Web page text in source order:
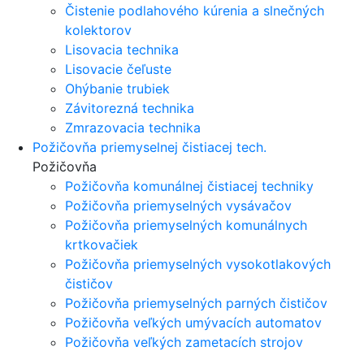
Čistenie podlahového kúrenia a slnečných
kolektorov
Lisovacia technika
Lisovacie čeľuste
Ohýbanie trubiek
Závitorezná technika
Zmrazovacia technika
Požičovňa priemyselnej čistiacej tech.
Požičovňa
Požičovňa komunálnej čistiacej techniky
Požičovňa priemyselných vysávačov
Požičovňa priemyselných komunálnych
krtkovačiek
Požičovňa priemyselných vysokotlakových
čističov
Požičovňa priemyselných parných čističov
Požičovňa veľkých umývacích automatov
Požičovňa veľkých zametacích strojov